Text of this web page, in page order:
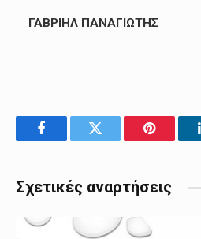
ΓΑΒΡΙΗΛ ΠΑΝΑΓΙΩΤΗΣ
FacebookTwitter Pinterest
Σχετικές αναρτήσεις